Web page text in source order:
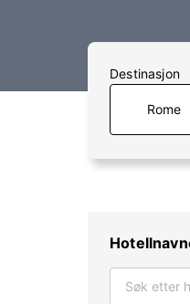
Destinasjon